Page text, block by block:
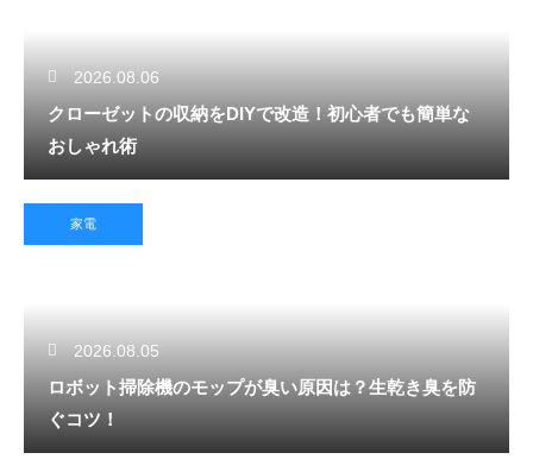
2026.08.06
クローゼットの収納をDIYで改造！初心者でも簡単な
おしゃれ術
家電
2026.08.05
ロボット掃除機のモップが臭い原因は？生乾き臭を防
ぐコツ！